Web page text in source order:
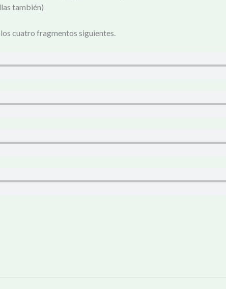
también)
cuatro fragmentos siguientes.